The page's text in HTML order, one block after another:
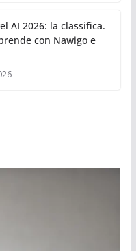
AI 2026: la classifica.
con Nawigo e